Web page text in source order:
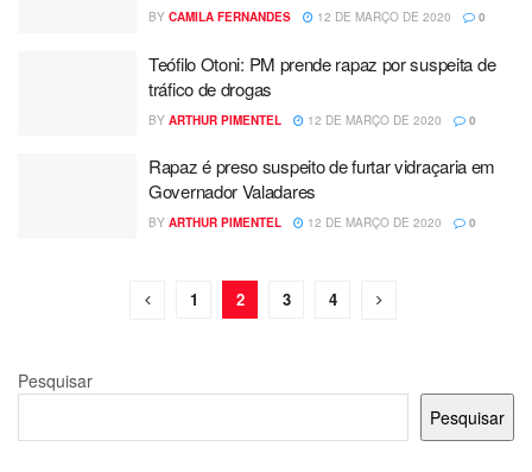
BY CAMILA FERNANDES 12 DE MARÇO DE 2020 0
Teófilo Otoni: PM prende rapaz por suspeita de
tráfico de drogas
BY ARTHUR PIMENTEL 12 DE MARÇO DE 2020 0
Rapaz é preso suspeito de furtar vidraçaria em
Governador Valadares
BY ARTHUR PIMENTEL 12 DE MARÇO DE 2020 0
1 2 3 4
Pesquisar
Pesquisar